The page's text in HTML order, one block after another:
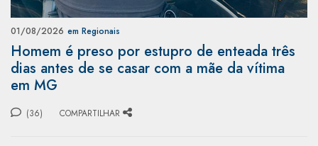
01/08/2026 em Regionais
Homem é preso por estupro de enteada três
dias antes de se casar com a mãe da vítima
em MG
(36) COMPARTILHAR